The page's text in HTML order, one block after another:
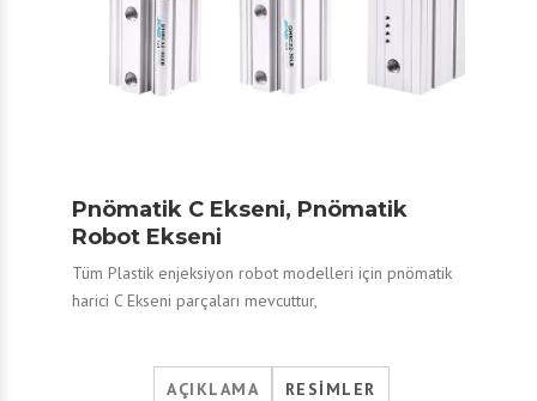
Pnömatik C Ekseni, Pnömatik
Robot Ekseni
Tüm Plastik enjeksiyon robot modelleri için pnömatik
harici C Ekseni parçaları mevcuttur,
AÇIKLAMA RESIMLER